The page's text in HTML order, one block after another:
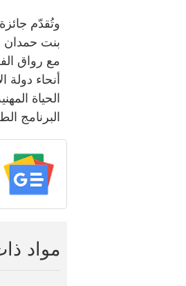
بنت حمدان
مع رواق
أنحاء
الحياة
البرنامج
مواد